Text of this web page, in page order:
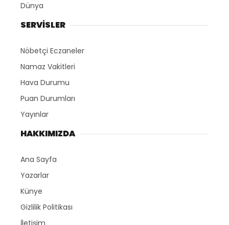
Dünya
SERVİSLER
Nöbetçi Eczaneler
Namaz Vakitleri
Hava Durumu
Puan Durumları
Yayınlar
HAKKIMIZDA
Ana Sayfa
Yazarlar
Künye
Gizlilik Politikası